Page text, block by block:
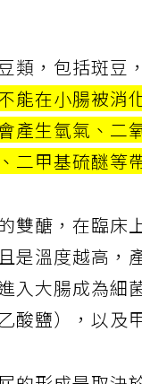
類，包括斑豆
能在小腸被消
產生氫氣、二
二甲基硫醚等
雙醣，在臨床
是溫度越高，
入大腸成為細
酸鹽），以及